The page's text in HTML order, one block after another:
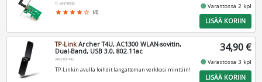
TL-WN781ND
star star star star star_border (4)
fiber_manual_recordVarastossa 2 kpl
LISÄÄ KORIIN
TP-LinkArcher T4U, AC1300 WLAN-sovitin,
Dual-Band, USB 3.0, 802.11ac
ARCHER-T4U
TP-Linkin avulla loihdit langattoman verkkosi minttiin!
34,90 €
fiber_manual_recordVarastossa 3 kpl
LISÄÄ KORIIN